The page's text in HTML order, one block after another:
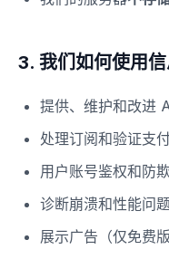
3. 我们如何使用
提供、维护和改进
处理订阅和验证支
用户账号鉴权和防
诊断崩溃和性能问
展示广告（仅免费版